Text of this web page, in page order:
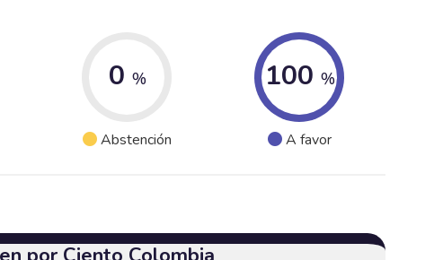
0 %
Abstención
100 %
A favor